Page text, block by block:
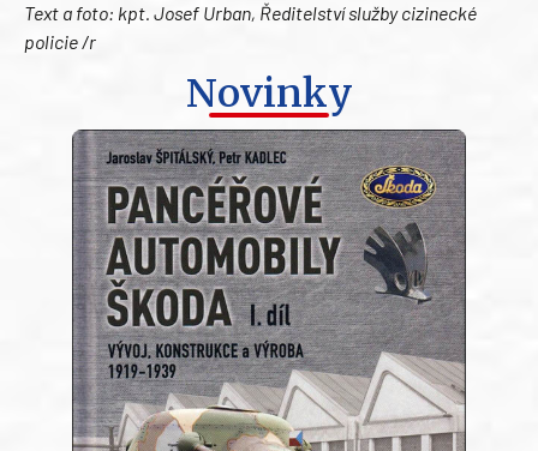
Text a foto: kpt. Josef Urban, Ředitelství služby cizinecké
policie /r
Novinky